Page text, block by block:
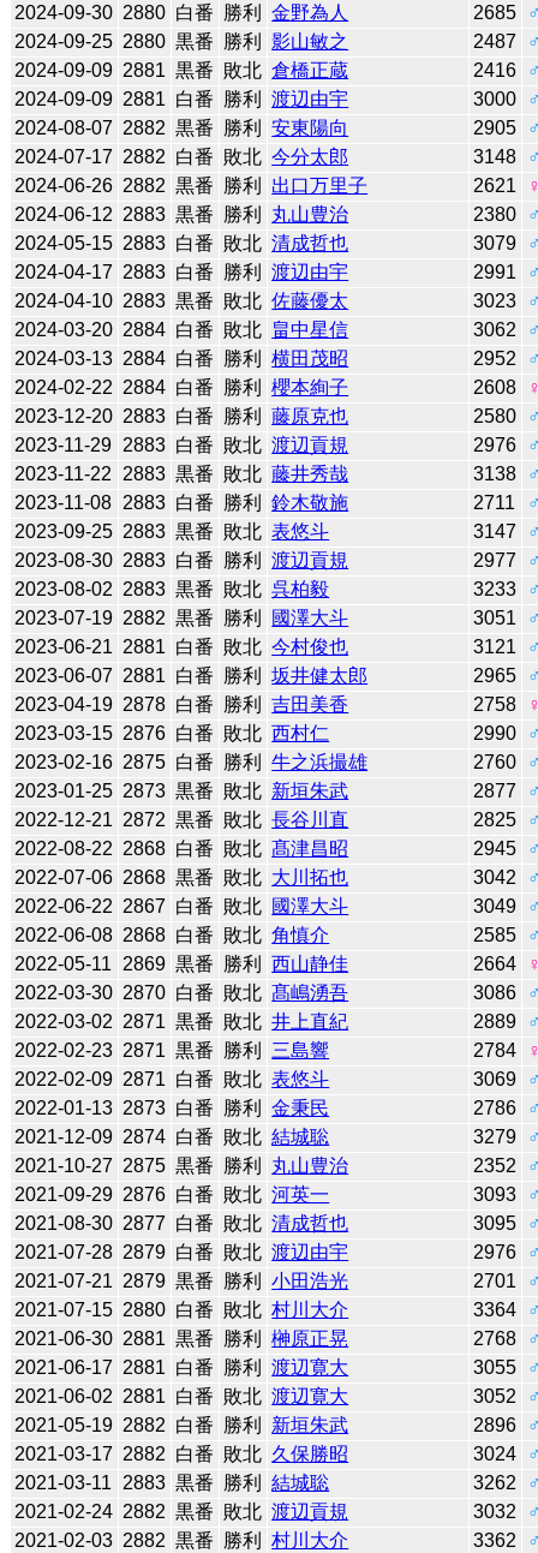
2024-09-30 2880 白番 勝利 金野為人 2685
2024-09-25 2880 黒番 勝利 影山敏之 2487
2024-09-09 2881 黒番 敗北 倉橋正蔵 2416
2024-09-09 2881 白番 勝利 渡辺由宇 3000
2024-08-07 2882 黒番 勝利 安東陽向 2905
2024-07-17 2882 白番 敗北 今分太郎 3148
2024-06-26 2882 黒番 勝利 出口万里子 2621
2024-06-12 2883 黒番 勝利 丸山豊治 2380
2024-05-15 2883 白番 敗北 清成哲也 3079
2024-04-17 2883 白番 勝利 渡辺由宇 2991
2024-04-10 2883 黒番 敗北 佐藤優太 3023
2024-03-20 2884 白番 敗北 畠中星信 3062
2024-03-13 2884 白番 勝利 横田茂昭 2952
2024-02-22 2884 白番 勝利 櫻本絢子 2608
2023-12-20 2883 白番 勝利 藤原克也 2580
2023-11-29 2883 白番 敗北 渡辺貢規 2976
2023-11-22
2883 黒番 敗北 藤井秀哉 3138
2023-11-08 2883 白番 勝利 鈴木敬施 2711
2023-09-25 2883 黒番 敗北 表悠斗 3147
2023-08-30 2883 白番 勝利 渡辺貢規 2977
2023-08-02 2883 黒番 敗北 呉柏毅 3233
2023-07-19 2882 黒番 勝利 國澤大斗 3051
2023-06-21 2881 白番 敗北 今村俊也 3121
2023-06-07 2881 白番 勝利 坂井健太郎 2965
2023-04-19 2878 白番 勝利 吉田美香 2758
2023-03-15 2876 白番 敗北 西村仁 2990
2023-02-16 2875 白番 勝利 牛之浜撮雄 2760
2023-01-25 2873 黒番 敗北 新垣朱武 2877
2022-12-21 2872 黒番 敗北 長谷川直 2825
2022-08-22 2868 白番 敗北 髙津昌昭 2945
2022-07-06 2868 黒番 敗北 大川拓也 3042
2022-06-22 2867 白番 敗北 國澤大斗 3049
2022-06-08 2868 白番 敗北 角慎介 2585
2022-05-11
2869 黒番 勝利 西山静佳 2664
2022-03-30 2870 白番 敗北 髙嶋湧吾 3086
2022-03-02 2871 黒番 敗北 井上直紀 2889
2022-02-23 2871 黒番 勝利 三島響 2784
2022-02-09 2871 白番 敗北 表悠斗 3069
2022-01-13 2873 白番 勝利 金秉民 2786
2021-12-09 2874 白番 敗北 結城聡 3279
2021-10-27 2875 黒番 勝利 丸山豊治 2352
2021-09-29 2876 白番 敗北 河英一 3093
2021-08-30 2877 白番 敗北 清成哲也 3095
2021-07-28 2879 白番 敗北 渡辺由宇 2976
2021-07-21 2879 黒番 勝利 小田浩光 2701
2021-07-15 2880 白番 敗北 村川大介 3364
2021-06-30 2881 黒番 勝利 榊原正晃 2768
2021-06-17 2881 白番 勝利 渡辺寛大 3055
2021-06-02 2881 白番 敗北 渡辺寛大 3052
2021-05-19 2882 白番 勝利 新垣朱武 2896
2021-03-17 2882 白番 敗北 久保勝昭 3024
2021-03-11
2883 黒番 勝利 結城聡 3262
2021-02-24 2882 黒番 敗北 渡辺貢規 3032
2021-02-03 2882 黒番 勝利 村川大介 3362